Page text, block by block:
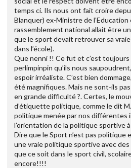
temps ci. Ils nous ont fait croire
Blanquer) ex-Ministre de
rassemblement national allait être
que le sport devait retrouver sa
dans l’école).
Que nenni !! Ce fut et c’est toujours
perlimpinpin qu’ils nous
espoir irréaliste. C’est bien
été magnifiques. Mais ne sont-ils
en grande difficulté ?. Certes, le
d’étiquette politique, comme le dit
politique menée par nos différentes
l’orientation de la politique sportive
Dire que le Sport n’est pas politique
une vraie politique sportive avec
que ce soit dans le sport civil,
encore!!!!